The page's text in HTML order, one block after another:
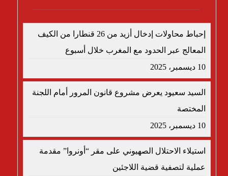
إحباط محاولات إدخال أزيد من 26 قنطارا من الكيف
المعالج عبر الحدود مع المغرب خلال أسبوع
10 ديسمبر، 2025
السيد سعيود يعرض مشروع قانون المرور أمام اللجنة
المختصة
10 ديسمبر، 2025
استيلاء الاحتلال الصهيوني على مقر “أونروا” مقدمة
عملية لتصفية قضية اللاجئين